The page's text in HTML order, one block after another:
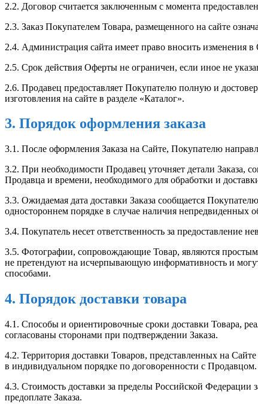
2.2. Договор считается заключенным с момента
2.3. Заказ Покупателем Товара, размещенного на сайте
2.4. Администрация сайта имеет право вносить изменения
2.5. Срок действия Оферты не ограничен, если иное не
2.6. Продавец предоставляет Покупателю полную и
изготовления на сайте в разделе «Каталог».
3. Порядок оформления заказа
3.1. После оформления Заказа на Сайте, Покупателю
3.2. При необходимости Продавец уточняет детали Заказа,
Продавца и времени, необходимого для обработки и
3.3. Ожидаемая дата доставки Заказа сообщается
одностороннем порядке в случае наличия непредвиденных
3.4. Покупатель несет ответственность за предоставление
3.5. Фотографии, сопровождающие Товар, являются
не претендуют на исчерпывающую информативность и
способами.
4. Порядок доставки товара
4.1. Способы и ориентировочные сроки доставки Товара,
согласованы сторонами при подтверждении Заказа.
4.2. Территория доставки Товаров, представленных на
в индивидуальном порядке по договоренности с Продавцом.
4.3. Стоимость доставки за пределы Российской Федерации
предоплате Заказа.